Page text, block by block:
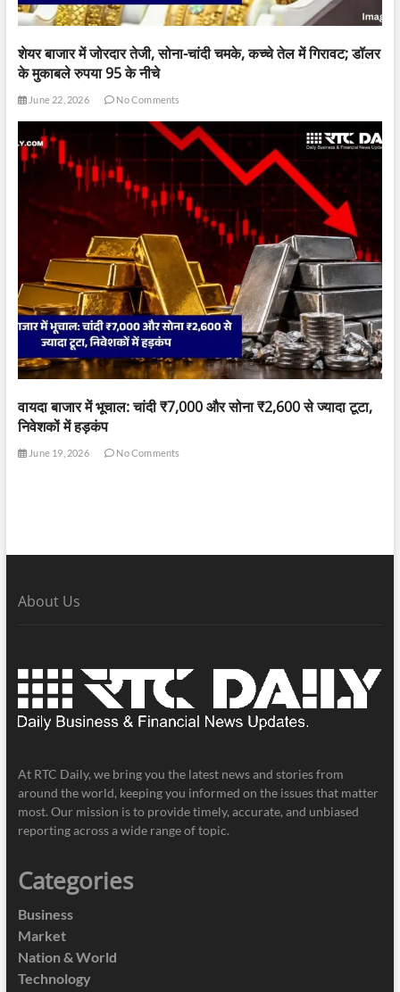
शेयर बाजार में जोरदार तेजी, सोना-चांदी चमके, कच्चे तेल में गिरावट; डॉलर
के मुकाबले रुपया 95 के नीचे
June 22, 2026 No Comments
वायदा बाजार में भूचाल: चांदी ₹7,000 और सोना ₹2,600 से ज्यादा टूटा,
निवेशकों में हड़कंप
June 19, 2026 No Comments
About Us
At RTC Daily, we bring you the latest news and stories from
around the world, keeping you informed on the issues that matter
most. Our mission is to provide timely, accurate, and unbiased
reporting across a wide range of topic.
Categories
Business
Market
Nation & World
Technology